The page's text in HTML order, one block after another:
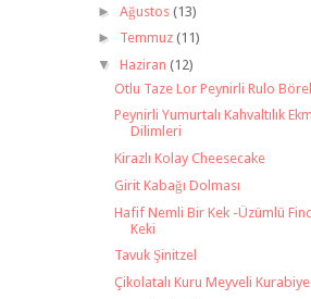
► Ağustos (13)
► Temmuz (11)
▼ Haziran (12)
Otlu Taze Lor Peynirli Rulo
Peynirli Yumurtalı Kahvaltılık
Dilimleri
Kirazlı Kolay Cheesecake
Girit Kabağı Dolması
Hafif Nemli Bir Kek -Üzümlü
Keki
Tavuk Şinitzel
Çikolatalı Kuru Meyveli Kurabiye